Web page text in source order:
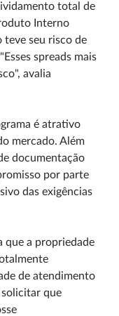
total de
Interno
teve seu risco de
spreads mais
avalia
é atrativo
mercado. Além
documentação
por parte
das exigências
que a propriedade
de atendimento
solicitar que